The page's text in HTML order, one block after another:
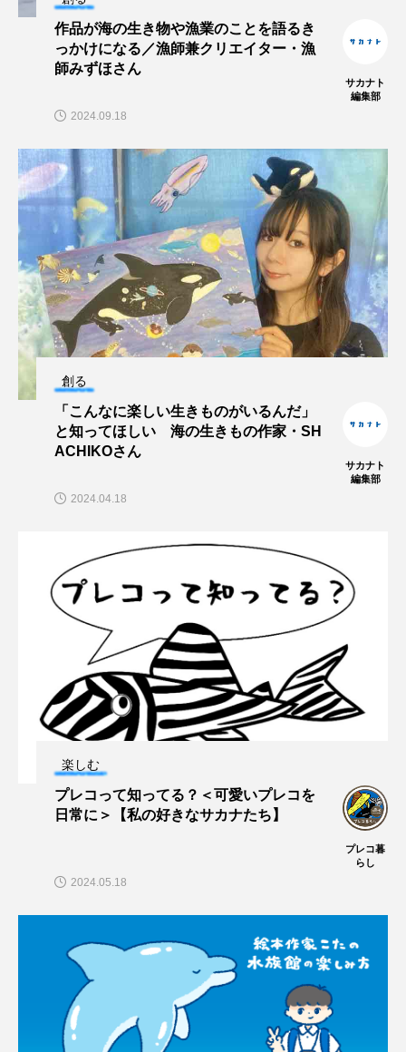
シコロサンゴ シトウズクラゲ シマハギ
シロザケ シロワニ ジンベエザメ
スクミリンゴガイ スズキ スッポン
スナモグリ スベスベマンジュウガニ
スルメイカ ズワイガニ セイウチ
センニンガジ ソウギョ ソウダガツオ
ソトオリイワシ
タイコウチ タイドプール タカエビ
タコクラゲ
タラバガニ ダイオウカサゴ
ダイサギ ダンゴウオ チゴガニ チヌ
チョウクラゲ チョウザメ
チリメンモンスター チンアナゴ
ツキヒハナダイ テナガエビ
トラフグ
トラフザメ トラフシャコ トンボ
ドチザメ ナマズ ナンヨウブダイ
ナンヨウマンタ ニギス ニシキアナゴ
ニシキフウライウオ ニシシマドジョウ
ニジハギ ニジマス ニセゴイシウツボ
作品が海の生き物や漁業のことを語るき
っかけになる／漁師兼クリエイター・漁
師みずほさん
サカナト
編集部
2024.09.18
創る
「こんなに楽しい生きものがいるんだ」
と知ってほしい 海の生きもの作家・SH
ACHIKOさん
サカナト
編集部
2024.04.18
楽しむ
プレコって知ってる？＜可愛いプレコを
日常に＞【私の好きなサカナたち】
プレコ暮
らし
2024.05.18